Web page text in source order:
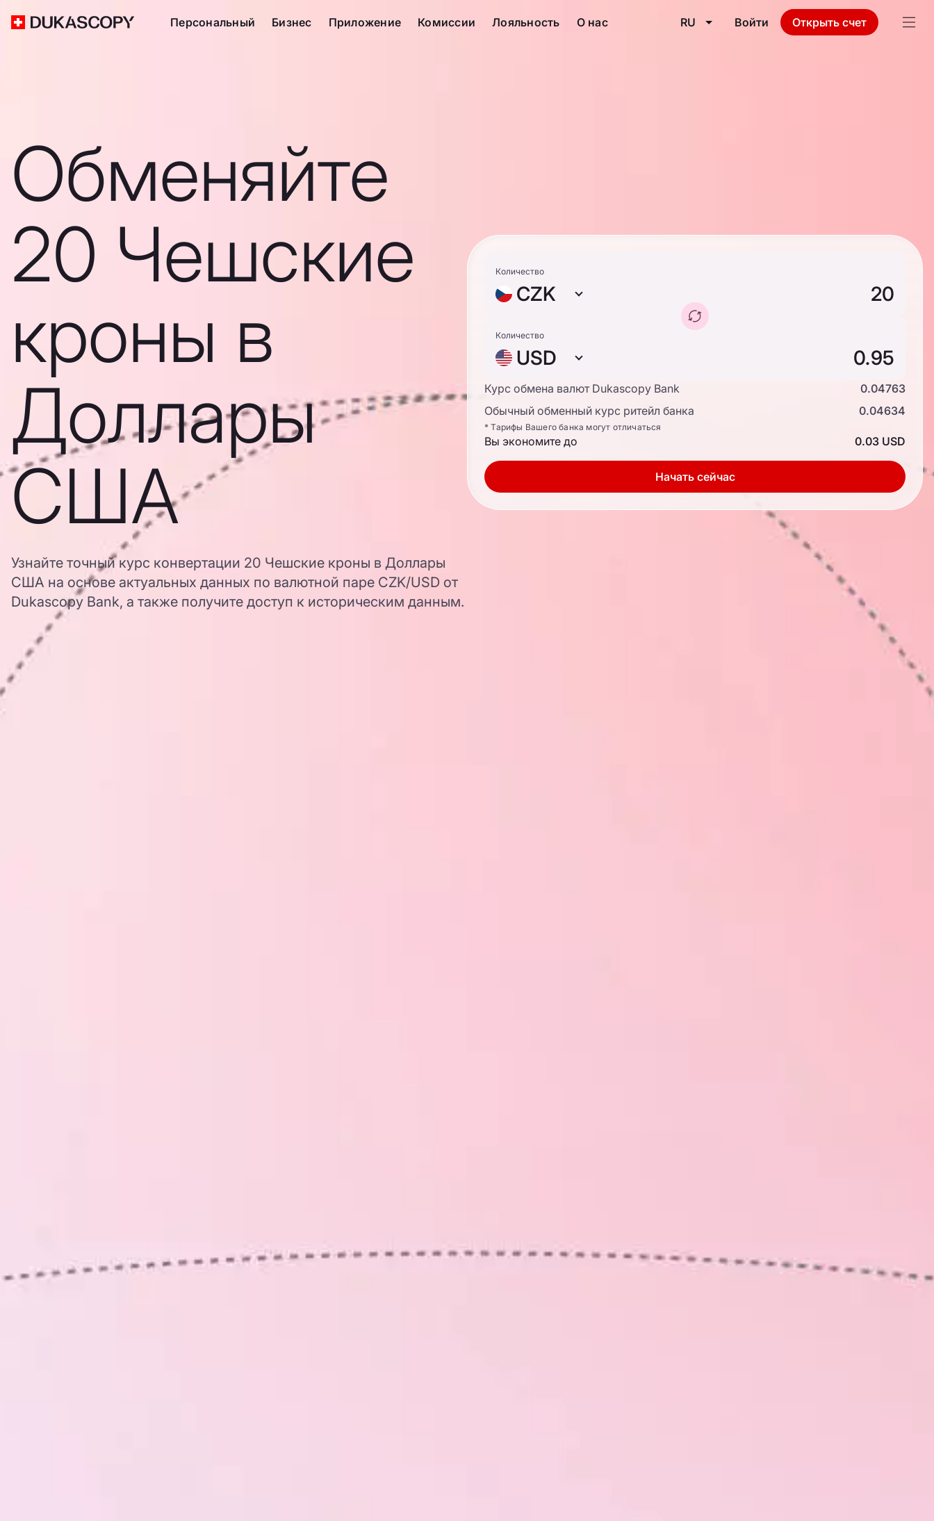
Персональный Бизнес Приложение Комиссии Лояльность О нас RU Войти Открыть счет
Обменяйте
20 Чешские
кроны в
Доллары
США
Узнайте точный курс конвертации 20 Чешские кроны в Доллары
США на основе актуальных данных по валютной паре CZK/USD от
Dukascopy Bank, а также получите доступ к историческим данным.
Количество
CZK
Количество
USD
Курс обмена валют Dukascopy Bank
0.04763
Обычный обменный курс ритейл банка
0.04634
* Тарифы Вашего банка могут отличаться
Вы экономите до 0.03 USD
Начать сейчас